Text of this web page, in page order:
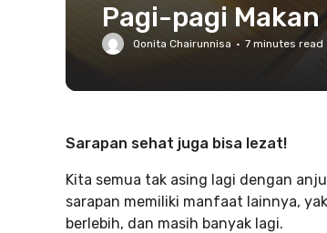
Pagi-pagi
Qonita Chairunnisa · 7 minutes read
Sarapan sehat juga bisa lezat!
Kita semua tak asing lagi dengan
sarapan memiliki manfaat lainnya,
berlebih, dan masih banyak lagi.